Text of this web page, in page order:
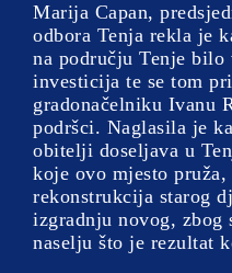
Marija Capan,
odbora Tenja rekla je
na području Tenje
investicija te se tom
gradonačelniku Ivanu
podršci. Naglasila je
obitelji doseljava u
koje ovo mjesto
rekonstrukcija starog
izgradnju novog, zbog
naselju što je rezultat